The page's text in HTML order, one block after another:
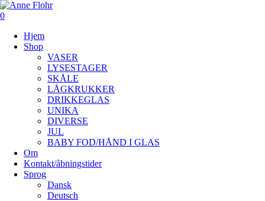
Skip
to
content
0
Hjem
Shop
VASER
LYSESTAGER
SKÅLE
LÅGKRUKKER
DRIKKEGLAS
UNIKA
DIVERSE
JUL
BABY FOD/HÅND I GLAS
Om
Kontakt/åbningstider
Sprog
Dansk
Deutsch